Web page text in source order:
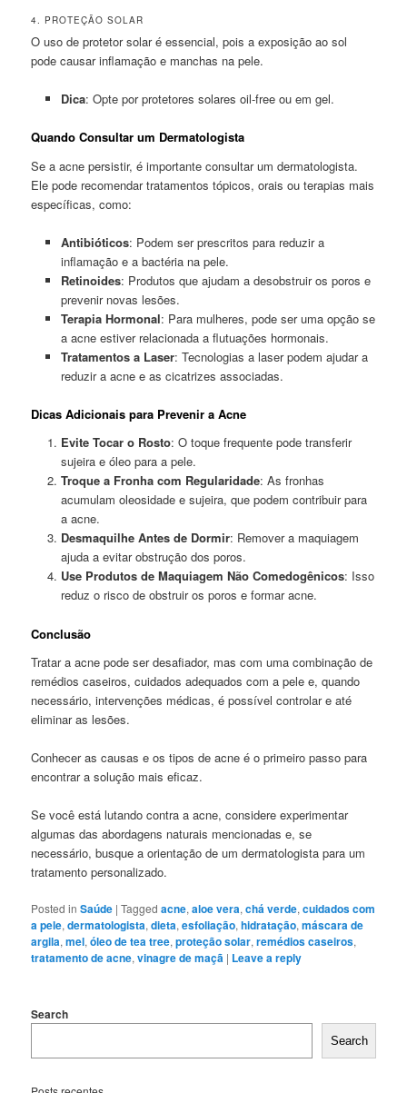
4. PROTEÇÃO SOLAR
O uso de protetor solar é essencial, pois a exposição ao sol
pode causar inflamação e manchas na pele.
Dica: Opte por protetores solares oil-free ou em gel.
Quando Consultar um Dermatologista
Se a acne persistir, é importante consultar um dermatologista.
Ele pode recomendar tratamentos tópicos, orais ou terapias mais
específicas, como:
Antibióticos: Podem ser prescritos para reduzir a
inflamação e a bactéria na pele.
Retinoides: Produtos que ajudam a desobstruir os poros e
prevenir novas lesões.
Terapia Hormonal: Para mulheres, pode ser uma opção se
a acne estiver relacionada a flutuações hormonais.
Tratamentos a Laser: Tecnologias a laser podem ajudar a
reduzir a acne e as cicatrizes associadas.
Dicas Adicionais para Prevenir a Acne
Evite Tocar o Rosto: O toque frequente pode transferir
sujeira e óleo para a pele.
Troque a Fronha com Regularidade: As fronhas
acumulam oleosidade e sujeira, que podem contribuir para
a acne.
Desmaquilhe Antes de Dormir: Remover a maquiagem
ajuda a evitar obstrução dos poros.
Use Produtos de Maquiagem Não Comedogênicos: Isso
reduz o risco de obstruir os poros e formar acne.
Conclusão
Tratar a acne pode ser desafiador, mas com uma combinação de
remédios caseiros, cuidados adequados com a pele e, quando
necessário, intervenções médicas, é possível controlar e até
eliminar as lesões.
Conhecer as causas e os tipos de acne é o primeiro passo para
encontrar a solução mais eficaz.
Se você está lutando contra a acne, considere experimentar
algumas das abordagens naturais mencionadas e, se
necessário, busque a orientação de um dermatologista para um
tratamento personalizado.
Posted in Saúde |Tagged acne,aloe vera,chá verde,cuidados com
a pele,dermatologista,dieta,esfoliação,hidratação,máscara de
argila,mel,óleo de tea tree,proteção solar,remédios caseiros,
tratamento de acne,vinagre de maçã | Leave a reply
Search
Search